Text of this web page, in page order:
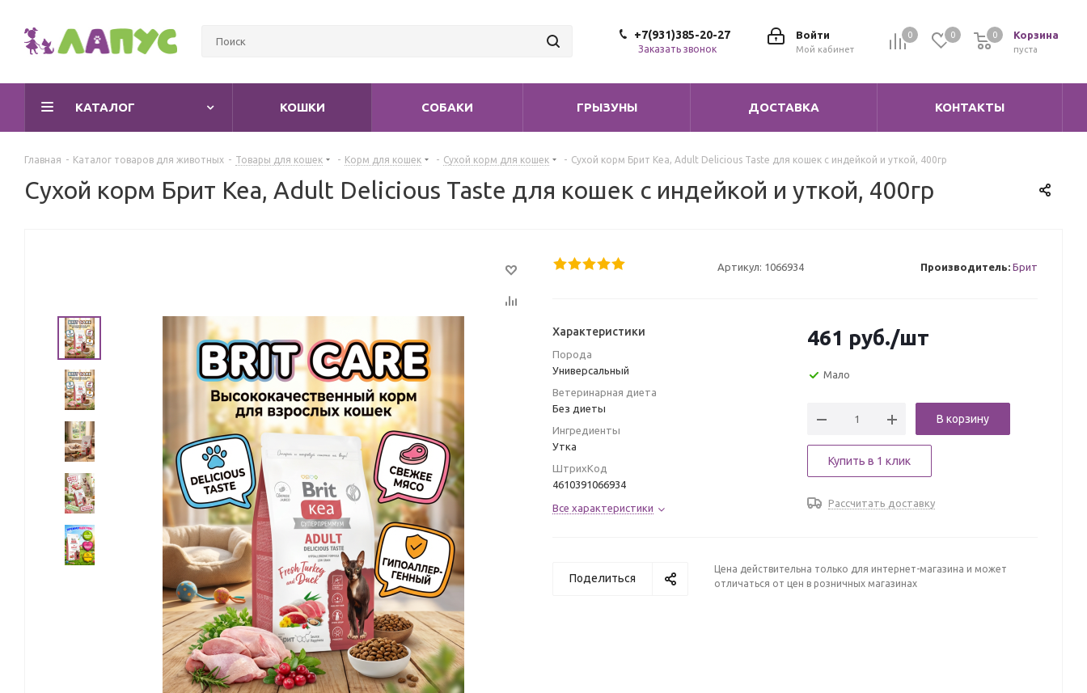
0 0 Корзина
0
пуста
0
Войти
Мой кабинет
+7(931)385-20-27
Заказать звонок
КАТАЛОГ КОШКИ СОБАКИ ГРЫЗУНЫ ДОСТАВКА КОНТАКТЫ
Главная - Каталог товаров для животных - Товары для кошек - Корм для кошек - Сухой корм для кошек - Сухой корм Брит Кеа, Adult Delicious Taste для кошек с индейкой и уткой, 400гр
Сухой корм Брит Кеа, Adult Delicious Taste для кошек с индейкой и уткой, 400гр
Артикул: 1066934 Производитель: Брит
Характеристики
Порода
Универсальный
Ветеринарная диета
Без диеты
Ингредиенты
Утка
ШтрихКод
4610391066934
Все характеристики
461 руб./шт
Мало
В корзину
Купить в 1 клик
Рассчитать доставку
Поделиться
Цена действительна только для интернет-магазина и может
отличаться от цен в розничных магазинах